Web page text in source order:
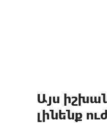
Այս
լինենք